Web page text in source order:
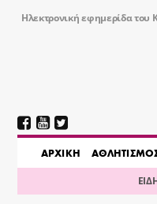
Ηλεκτρονική εφημερίδα του
AΡΧΙΚΗ